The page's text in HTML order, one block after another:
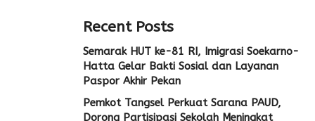
Recent Posts
Semarak HUT ke-81 RI, Imigrasi Soekarno-
Hatta Gelar Bakti Sosial dan Layanan
Paspor Akhir Pekan
Pemkot Tangsel Perkuat Sarana PAUD,
Dorong Partisipasi Sekolah Meningkat